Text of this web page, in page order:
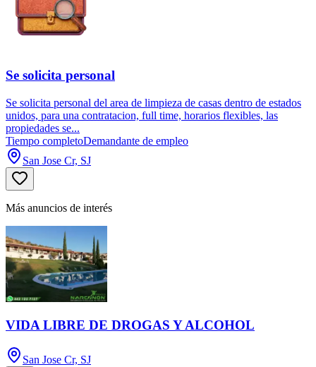
Se solicita personal
Se solicita personal del area de limpieza de casas dentro de estados
unidos, para una contratacion, full time, horarios flexibles, las
propiedades se...
Tiempo completoDemandante de empleo
San Jose Cr, SJ
Más anuncios de interés
VIDA LIBRE DE DROGAS Y ALCOHOL
San Jose Cr, SJ